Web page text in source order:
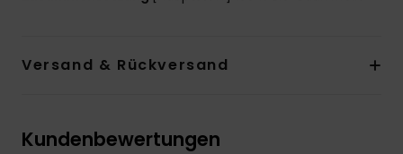
Versand & Rückversand
Kundenbewertungen